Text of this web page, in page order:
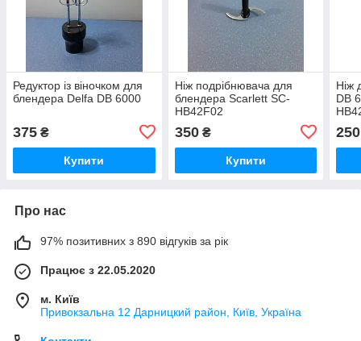
Редуктор із віночком для
блендера Delfa DB 6000
375 ₴
Купити
Ніж подрібнювача для
блендера Scarlett SC-
HB42F02
350₴
Купити
Ніж
DB
250
Про нас
97% позитивних з 890 відгуків за рік
Працює з 22.05.2020
м. Київ
Привокзальна 12 Дарницкий район, Київ, Україна